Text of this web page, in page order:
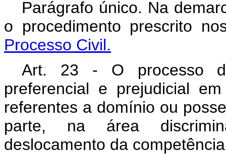
Parágrafo único. Na
o procedimento prescrito
Processo Civil.
Art. 23 - O processo
preferencial e prejudicial
referentes a domínio ou
parte, na área
deslocamento da